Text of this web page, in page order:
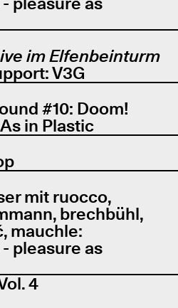
im Elfenbeinturm
V3G
#10: Doom!
in Plastic
mit ruocco,
brechbühl,
mauchle:
pleasure as
4